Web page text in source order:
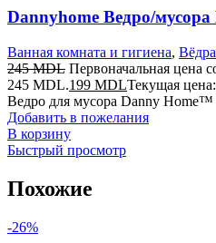
Dannyhome Ведро/
Ванная комната и гигиена,
245MDL Первоначальная цена
245 MDL.199 MDLТекущая
Ведро для мусора Danny Home™
Добавить в пожелания
В корзину
Быстрый просмотр
Похожие
-26%